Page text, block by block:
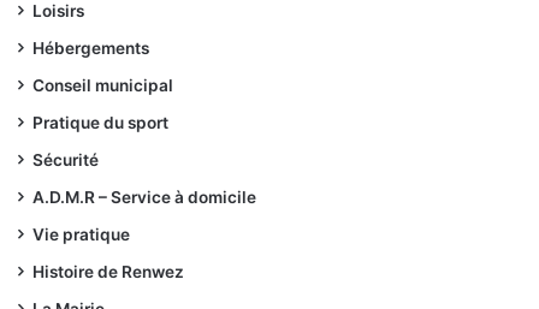
Loisirs
Hébergements
Conseil municipal
Pratique du sport
Sécurité
A.D.M.R – Service à domicile
Vie pratique
Histoire de Renwez